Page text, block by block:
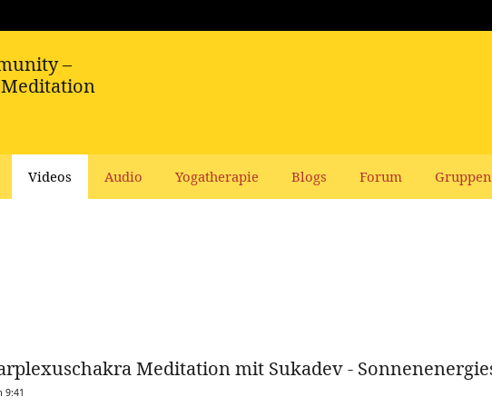
Videos Audio Yogatherapie Blogs Forum Gruppen
Meditation mit Sukadev -
9:41